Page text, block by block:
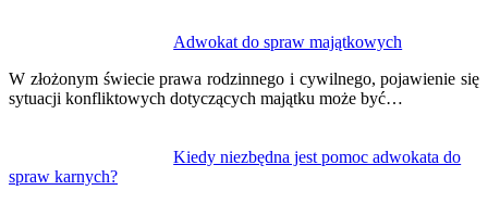
Adwokat do spraw majątkowych
W złożonym świecie prawa rodzinnego i cywilnego, pojawienie się
sytuacji konfliktowych dotyczących majątku może być…
Kiedy niezbędna jest pomoc adwokata do
spraw karnych?